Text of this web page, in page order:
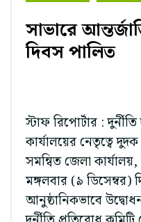
সাভারে
দিবস পালিত
স্টাফ রিপোর্টার :
কার্যালয়ের নেতৃত্বে
সমন্বিত জেলা
মঙ্গলবার (৯ ডিসেম্বর)
আনুষ্ঠানিকভাবে